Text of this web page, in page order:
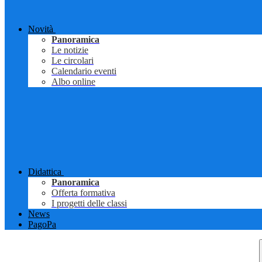
Novità
Panoramica
Le notizie
Le circolari
Calendario eventi
Albo online
Didattica
Panoramica
Offerta formativa
I progetti delle classi
News
PagoPa